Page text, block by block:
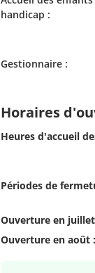
handicap :
Gestionnaire :
Horaires
Heures d'accueil
Périodes de
Ouverture en
Ouverture en août :